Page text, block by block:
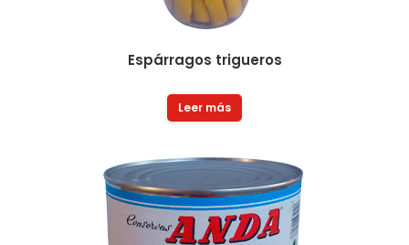
Espárragos trigueros
Leer más